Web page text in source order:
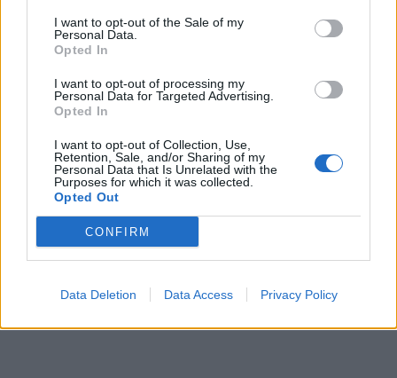
I want to opt-out of the Sale of my
Personal Data.
Opted In
I want to opt-out of processing my
Personal Data for Targeted Advertising.
Opted In
I want to opt-out of Collection, Use,
Retention, Sale, and/or Sharing of my
Personal Data that Is Unrelated with the
Purposes for which it was collected.
Opted Out
CONFIRM
Data Deletion Data Access Privacy Policy